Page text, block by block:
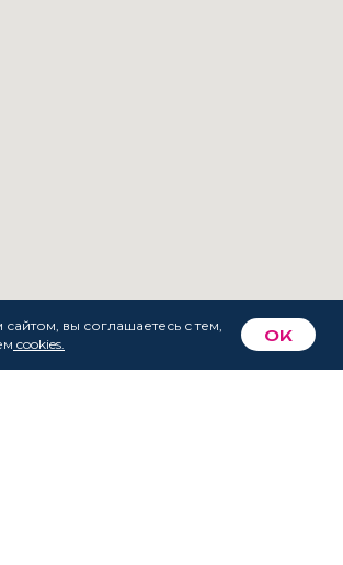
вы соглашаетесь с тем,
cookies. OK